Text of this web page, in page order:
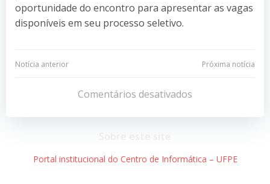
oportunidade do encontro para apresentar as vagas
disponíveis em seu processo seletivo.
Navegação
Post
Notícia anterior
Navegação
de
Post
Próxima notícia
Comentários desativados
Portal institucional do Centro de Informática – UFPE